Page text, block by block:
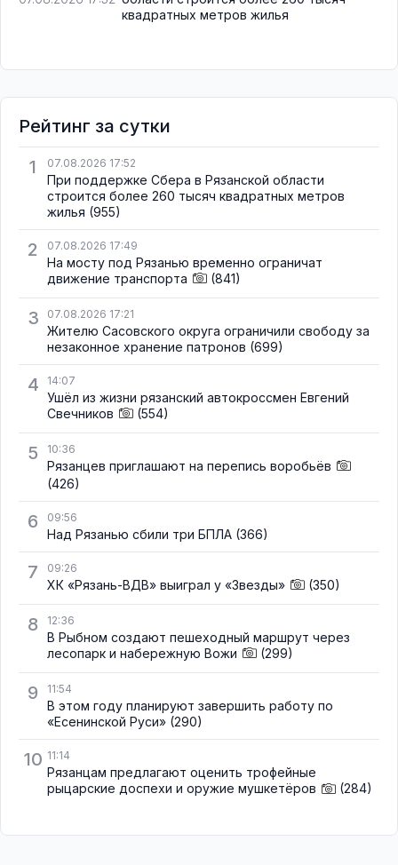
квадратных метров жилья
Рейтинг за сутки
1
07.08.2026 17:52
При поддержке Сбера в Рязанской области
строится более 260 тысяч квадратных метров
жилья (955)
2 07.08.2026 17:49
На мосту под Рязанью временно ограничат
движение транспорта
(841)
3 07.08.2026 17:21
Жителю Сасовского округа ограничили свободу за
незаконное хранение патронов (699)
4 14:07
Ушёл из жизни рязанский автокроссмен Евгений
Свечников
(554)
5 10:36
Рязанцев приглашают на перепись воробьёв
(426)
6 09:56
Над Рязанью сбили три БПЛА (366)
7 09:26
ХК «Рязань-ВДВ» выиграл у «Звезды» (350)
8 12:36
В Рыбном создают пешеходный маршрут через
лесопарк и набережную Вожи
(299)
9 11:54
В этом году планируют завершить работу по
«Есенинской Руси» (290)
10 11:14
Рязанцам предлагают оценить трофейные
рыцарские доспехи и оружие мушкетёров
(284)